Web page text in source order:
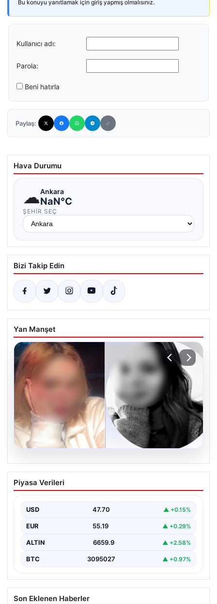
Bu konuyu yanıtlamak için giriş yapmış olmalısınız.
Kullanıcı adı:
Parola:
Beni hatırla
Paylaş:
Hava Durumu
☁Ankara
NaN°C
ŞEHIR SEÇ
Bizi Takip Edin
Yan Manşet
06.08.2026
Hatay’da sır olay. Göğsünden vurulmuş
halde bulundu, telefonundan olay anının
{"title": "Hatay’da Gizemli Olay: Göğsünden Yaralanan
Piyasa Verileri
USD 47.70 ▲ +0.15%
EUR 55.19 ▲ +0.29%
ALTIN 6659.9 ▲ +2.58%
BTC 3095027 ▲ +0.97%
Son Eklenen Haberler